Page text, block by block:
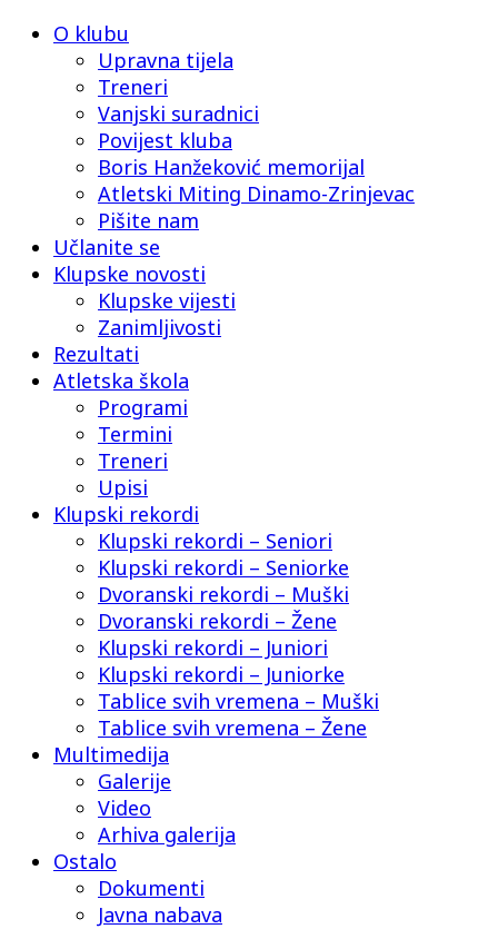
O klubu
Upravna tijela
Treneri
Vanjski suradnici
Povijest kluba
Boris Hanžeković memorijal
Atletski Miting Dinamo-Zrinjevac
Pišite nam
Učlanite se
Klupske novosti
Klupske vijesti
Zanimljivosti
Rezultati
Atletska škola
Programi
Termini
Treneri
Upisi
Klupski rekordi
Klupski rekordi – Seniori
Klupski rekordi – Seniorke
Dvoranski rekordi – Muški
Dvoranski rekordi – Žene
Klupski rekordi – Juniori
Klupski rekordi – Juniorke
Tablice svih vremena – Muški
Tablice svih vremena – Žene
Multimedija
Galerije
Video
Arhiva galerija
Ostalo
Dokumenti
Javna nabava